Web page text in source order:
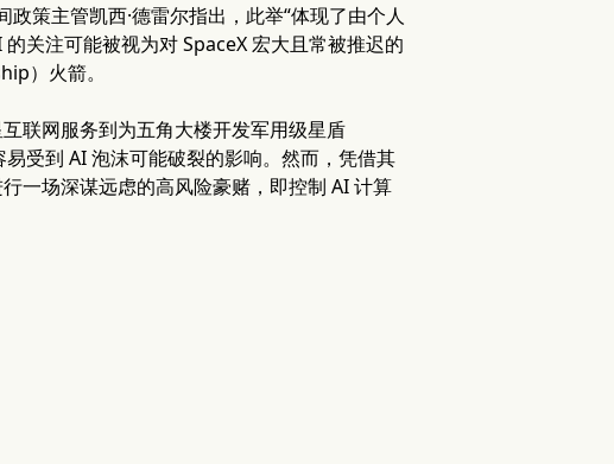
策主管凯西·德雷尔指出，此举“体现了由个人
关注可能被视为对 SpaceX 宏大且常被推迟的
）火箭。
联网服务到为五角大楼开发军用级星盾
受到 AI 泡沫可能破裂的影响。然而，凭借其
一场深谋远虑的高风险豪赌，即控制 AI 计算